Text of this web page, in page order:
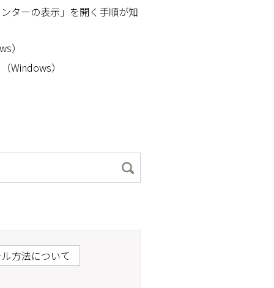
ターの表示」を開く手順が知
）
Windows）
方法について